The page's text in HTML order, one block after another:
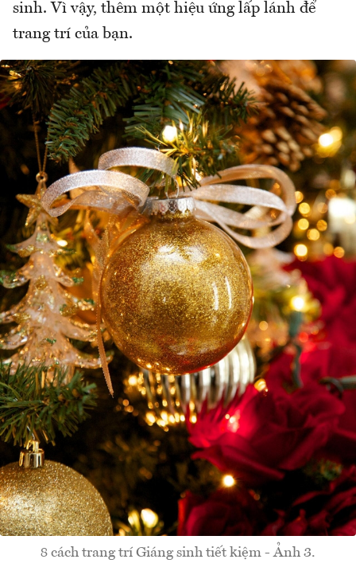
sinh. Vì vậy, thêm một hiệu ứng lấp lánh để
trang trí của bạn.
8 cách trang trí Giáng sinh tiết kiệm - Ảnh 3.